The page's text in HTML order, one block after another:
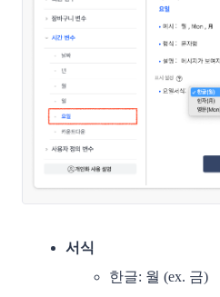
서식
한글: 월 (ex. 금)